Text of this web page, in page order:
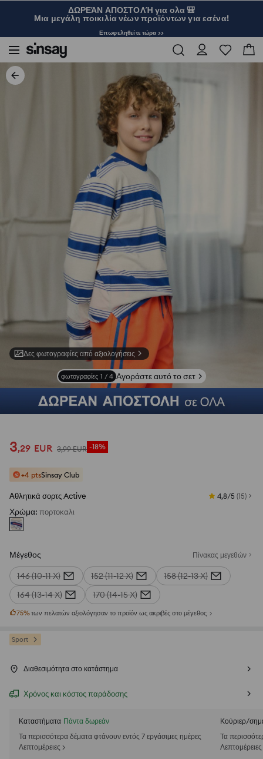
ΔΩΡΕΆΝ ΑΠΟΣΤΟΛΉ για ολα 🎒
Μια μεγάλη ποικιλία νέων προϊόντων για εσένα!
Επωφεληθείτε τώρα >>
Δες φωτογραφίες από αξιολογήσεις
φωτογραφίες 1 / 4 Αγοράστε αυτό το σετ
3,29 EUR 3,99 EUR -18%
+4 ptsSinsay Club
Αθλητικά σορτς Active 4,8/5 (15)
Χρώμα: πορτοκαλι
Μέγεθος Πίνακας μεγεθών
146 (10-11 Χ) 152 (11-12 Χ)
158 (12-13 Χ)
164 (13-14 Χ)
170 (14-15 Χ)
75%των πελατών αξιολόγησαν το προϊόν ως ακριβές στο μέγεθος
Sport
Διαθεσιμότητα στο κατάστημα
Χρόνος και κόστος παράδοσης
Καταστήματα Πάντα δωρεάν
Τα περισσότερα δέματα φτάνουν εντός 7 εργάσιμες ημέρες
Λεπτομέρειες >
Κούριερ/
Τα
Λεπτομέρειες